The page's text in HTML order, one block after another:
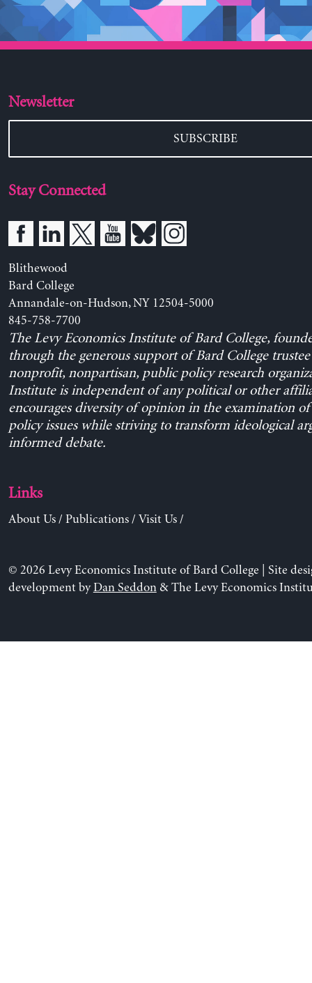
Newsletter
SUBSCRIBE
Stay Connected
Blithewood
Bard College
Annandale-on-Hudson, NY 12504-5000
845-758-7700
The Levy Economics Institute of Bard College,
through the generous support of Bard College trustee
nonprofit, nonpartisan, public policy research
Institute is independent of any political or other
encourages diversity of opinion in the examination
policy issues while striving to transform ideological
informed debate.
Links
About Us/ Publications/ Visit Us/
© 2026 Levy Economics Institute of Bard College | Site
development byDan Seddon& The Levy Economics